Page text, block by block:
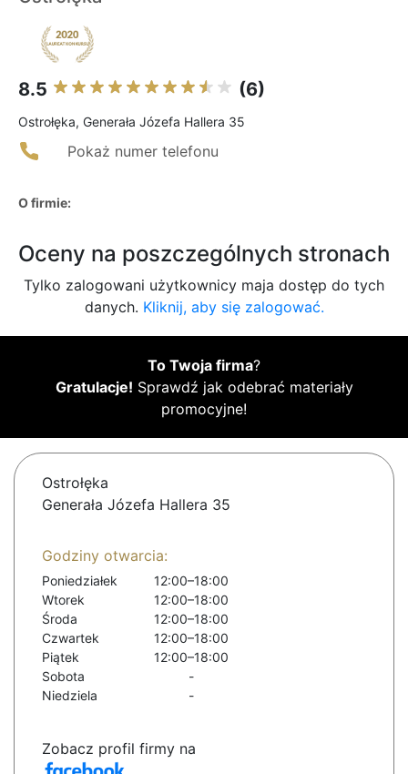
8.5 (6)
Ostrołęka, Generała Józefa Hallera 35
Pokaż numer telefonu
O firmie:
Oceny na poszczególnych stronach
Tylko zalogowani użytkownicy maja dostęp do tych
danych. Kliknij, aby się zalogować.
To Twoja firma?
Gratulacje! Sprawdź jak odebrać materiały
promocyjne!
Ostrołęka
Generała Józefa Hallera 35
Godziny otwarcia:
Poniedziałek
12:00–18:00
Wtorek
12:00–18:00
Środa
12:00–18:00
Czwartek
12:00–18:00
Piątek
12:00–18:00
Sobota
-
Niedziela
-
Zobacz profil firmy na